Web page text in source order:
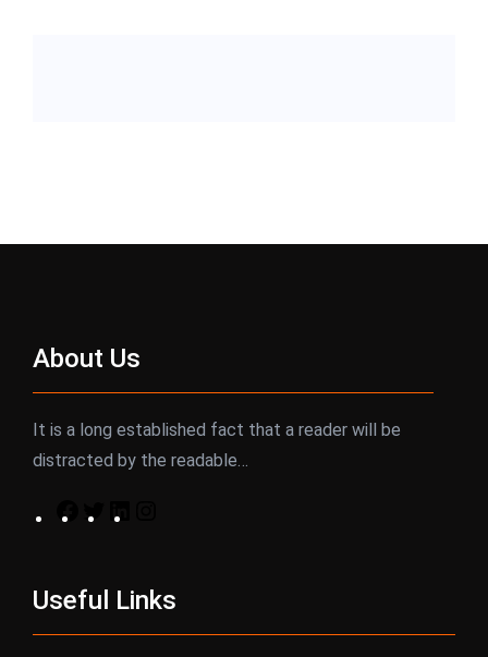
About Us
It is a long established fact that a reader will be
distracted by the readable…
F
e
b
T
t
t
k
e
t
a
Useful Links